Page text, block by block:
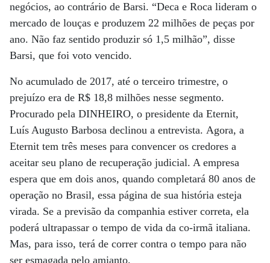
negócios, ao contrário de Barsi. “Deca e Roca lideram o
mercado de louças e produzem 22 milhões de peças por
ano. Não faz sentido produzir só 1,5 milhão”, disse
Barsi, que foi voto vencido.
No acumulado de 2017, até o terceiro trimestre, o
prejuízo era de R$ 18,8 milhões nesse segmento.
Procurado pela DINHEIRO, o presidente da Eternit,
Luís Augusto Barbosa declinou a entrevista. Agora, a
Eternit tem três meses para convencer os credores a
aceitar seu plano de recuperação judicial. A empresa
espera que em dois anos, quando completará 80 anos de
operação no Brasil, essa página de sua história esteja
virada. Se a previsão da companhia estiver correta, ela
poderá ultrapassar o tempo de vida da co-irmã italiana.
Mas, para isso, terá de correr contra o tempo para não
ser esmagada pelo amianto.